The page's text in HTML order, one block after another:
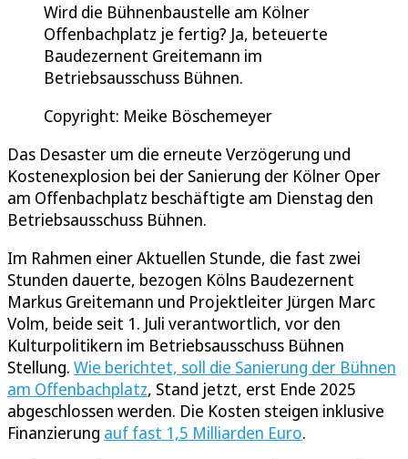
Wird die Bühnenbaustelle am Kölner
Offenbachplatz je fertig? Ja, beteuerte
Baudezernent Greitemann im
Betriebsausschuss Bühnen.
Copyright: Meike Böschemeyer
Das Desaster um die erneute Verzögerung und
Kostenexplosion bei der Sanierung der Kölner Oper
am Offenbachplatz beschäftigte am Dienstag den
Betriebsausschuss Bühnen.
Im Rahmen einer Aktuellen Stunde, die fast zwei
Stunden dauerte, bezogen Kölns Baudezernent
Markus Greitemann und Projektleiter Jürgen Marc
Volm, beide seit 1. Juli verantwortlich, vor den
Kulturpolitikern im Betriebsausschuss Bühnen
Stellung. Wie berichtet, soll die Sanierung der Bühnen
am Offenbachplatz, Stand jetzt, erst Ende 2025
abgeschlossen werden. Die Kosten steigen inklusive
Finanzierung auf fast 1,5 Milliarden Euro.